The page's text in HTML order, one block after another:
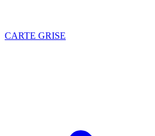
CARTE GRISE